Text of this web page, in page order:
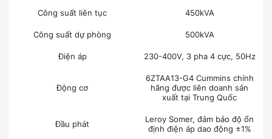
Công suất liên tục 450kVA
Công suất dự phòng 500kVA
Điện áp 230-400V, 3 pha 4 cực, 50Hz
Động cơ
6ZTAA13-G4 Cummins chính
hãng được liên doanh sản
xuất tại Trung Quốc
Đầu phát
Leroy Somer, đảm bảo độ ổn
định điện áp dao động ±1%